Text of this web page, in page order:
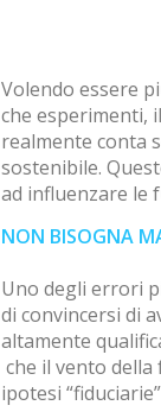
Volendo essere
che esperimenti,
realmente conta
sostenibile.
ad influenzare le
NON BISOGNA
Uno degli errori
di convincersi di
altamente
che il vento
ipotesi